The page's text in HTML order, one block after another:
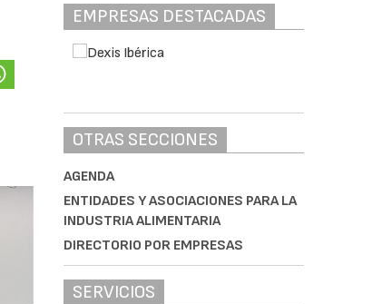
EMPRESAS DESTACADAS
OTRAS SECCIONES
AGENDA
ENTIDADES Y ASOCIACIONES PARA LA
INDUSTRIA ALIMENTARIA
DIRECTORIO POR EMPRESAS
SERVICIOS